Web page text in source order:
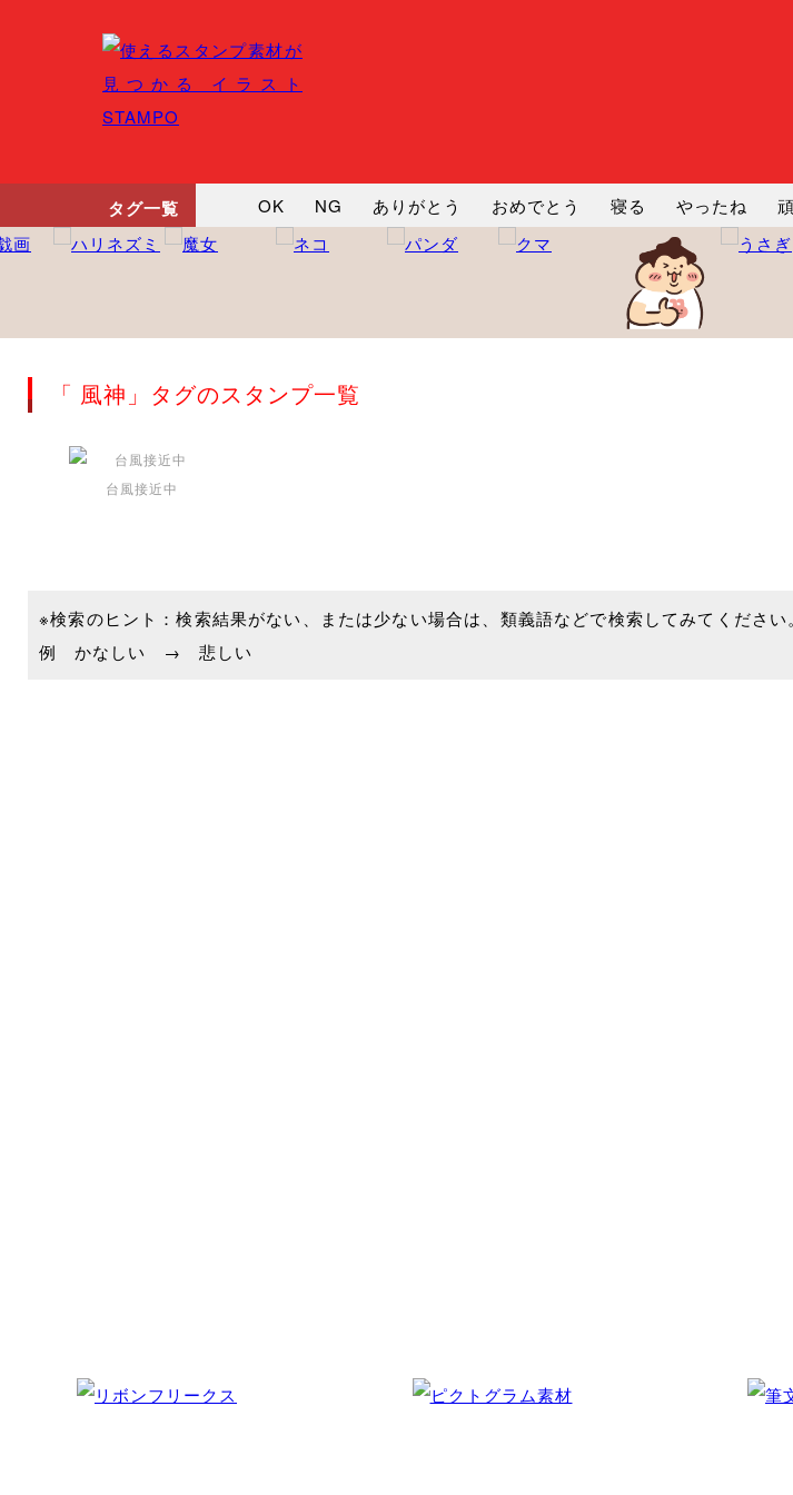
タグ一覧 OK NG ありがとう おめでとう 寝る やったね
悲しい
だるい 衝撃 まったり じーっ えへへ
じゃあね
「 風神」タグのスタンプ一覧
台風接近中
※検索のヒント：検索結果がない、または少ない場合は、類義語などで検索してみてください
例 かなしい → 悲しい